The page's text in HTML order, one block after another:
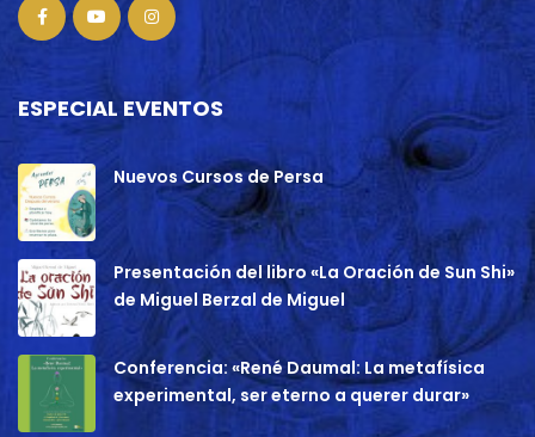
ESPECIAL EVENTOS
Nuevos Cursos de Persa
Presentación del libro «La Oración de Sun Shi»
de Miguel Berzal de Miguel
Conferencia: «René Daumal: La metafísica
experimental, ser eterno a querer durar»